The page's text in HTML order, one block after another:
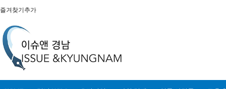
즐겨찾기추가